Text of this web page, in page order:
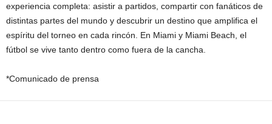
experiencia completa: asistir a partidos, compartir con fanáticos de
distintas partes del mundo y descubrir un destino que amplifica el
espíritu del torneo en cada rincón. En Miami y Miami Beach, el
fútbol se vive tanto dentro como fuera de la cancha.
*Comunicado de prensa